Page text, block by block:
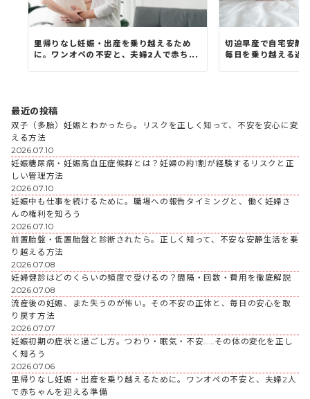
里帰りなし妊娠・出産を乗り越えるため
に。ワンオペの不安と、夫婦2人で赤ち...
切迫早産で自宅安静
毎日を乗り越える過
最近の投稿
双子（多胎）妊娠とわかったら。リスクを正しく知って、不安を安心に変
える方法
2026.07.10
妊娠糖尿病・妊娠高血圧症候群とは？妊婦の約1割が経験するリスクと正
しい管理方法
2026.07.10
妊娠中も仕事を続けるために。職場への報告タイミングと、働く妊婦さ
んの権利を知ろう
2026.07.10
前置胎盤・低置胎盤と診断されたら。正しく知って、不安な安静生活を乗
り越える方法
2026.07.08
妊婦健診はどのくらいの頻度で受けるの？間隔・回数・費用を徹底解説
2026.07.08
流産後の妊娠、また失うのが怖い。その不安の正体と、毎日の安心を取
り戻す方法
2026.07.07
妊娠初期の症状と過ごし方。つわり・眠気・不安……その体の変化を正し
く知ろう
2026.07.06
里帰りなし妊娠・出産を乗り越えるために。ワンオペの不安と、夫婦2人
で赤ちゃんを迎える準備